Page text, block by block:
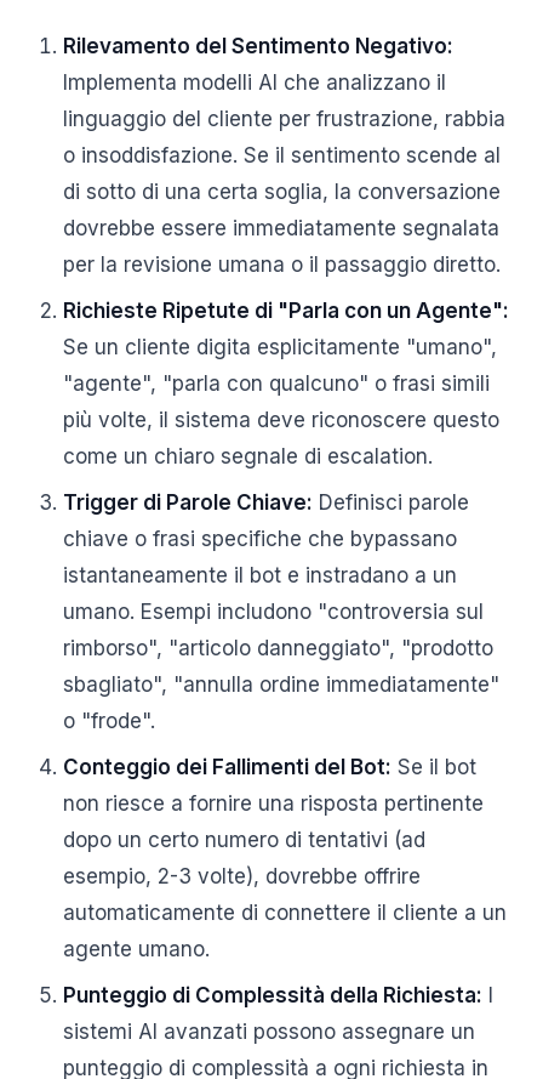
Rilevamento del Sentimento Negativo:
Implementa modelli AI che analizzano il
linguaggio del cliente per frustrazione, rabbia
o insoddisfazione. Se il sentimento scende al
di sotto di una certa soglia, la conversazione
dovrebbe essere immediatamente segnalata
per la revisione umana o il passaggio diretto.
Richieste Ripetute di "Parla con un Agente":
Se un cliente digita esplicitamente "umano",
"agente", "parla con qualcuno" o frasi simili
più volte, il sistema deve riconoscere questo
come un chiaro segnale di escalation.
Trigger di Parole Chiave: Definisci parole
chiave o frasi specifiche che bypassano
istantaneamente il bot e instradano a un
umano. Esempi includono "controversia sul
rimborso", "articolo danneggiato", "prodotto
sbagliato", "annulla ordine immediatamente"
o "frode".
Conteggio dei Fallimenti del Bot: Se il bot
non riesce a fornire una risposta pertinente
dopo un certo numero di tentativi (ad
esempio, 2-3 volte), dovrebbe offrire
automaticamente di connettere il cliente a un
agente umano.
Punteggio di Complessità della Richiesta:
sistemi AI avanzati possono assegnare un
punteggio di complessità a ogni richiesta in